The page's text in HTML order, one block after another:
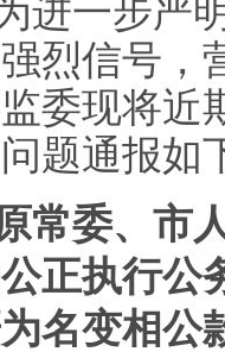
进一步严
烈信号，
委现将近
题通报如
常委、市
正执行公
名变相公